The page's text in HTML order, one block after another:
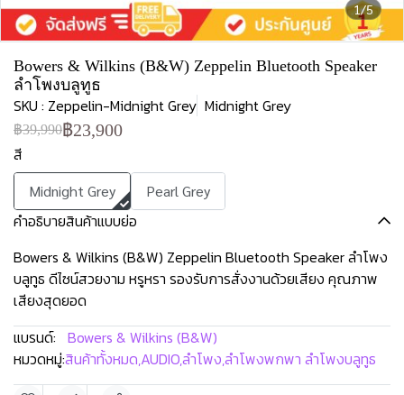
1/5
Bowers & Wilkins (B&W) Zeppelin Bluetooth Speaker
ลำโพงบลูทูธ
SKU : Zeppelin-Midnight Grey Midnight Grey
฿39,990฿23,900
สี
Midnight Grey Pearl Grey
คำอธิบายสินค้าแบบย่อ
Bowers & Wilkins (B&W) Zeppelin Bluetooth Speaker ลำโพง
บลูทูธ ดีไซน์สวยงาม หรูหรา รองรับการสั่งงานด้วยเสียง คุณภาพ
เสียงสุดยอด
แบรนด์: Bowers & Wilkins (B&W)
หมวดหมู่:สินค้าทั้งหมด,AUDIO,ลำโพง,ลำโพงพกพา ลำโพงบลูทูธ